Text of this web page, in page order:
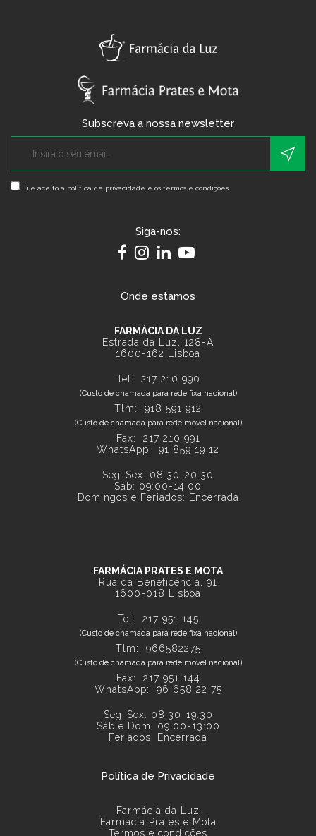
Subscreva a nossa newsletter
Li e aceito a política de privacidade e os termos e condições
Siga-nos:
Onde estamos
FARMÁCIA DA LUZ
Estrada da Luz, 128-A
1600-162 Lisboa
Tel: 217 210 990
(Custo de chamada para rede fixa nacional)
Tlm: 918 591 912
(Custo de chamada para rede móvel nacional)
Fax: 217 210 991
WhatsApp: 91 859 19 12
Seg-Sex: 08:30-20:30
Sáb: 09:00-14:00
Domingos e Feriados: Encerrada
FARMÁCIA PRATES E MOTA
Rua da Beneficência, 91
1600-018 Lisboa
Tel: 217 951 145
(Custo de chamada para rede fixa nacional)
Tlm: 966582275
(Custo de chamada para rede móvel nacional)
Fax: 217 951 144
WhatsApp: 96 658 22 75
Seg-Sex: 08:30-19:30
Sáb e Dom: 09:00-13:00
Feriados: Encerrada
Política de Privacidade
Farmácia da Luz
Farmácia Prates e Mota
Termos e condições